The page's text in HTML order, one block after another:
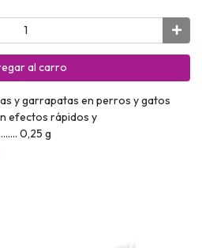
al carro
y garrapatas en perros y gatos
efectos rápidos y
0,25 g